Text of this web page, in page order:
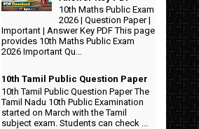
10th Maths Public Exam
2026 | Question Paper |
Important | Answer Key PDF This page
provides 10th Maths Public Exam
2026 Important Qu...
10th Tamil Public Question Paper
10th Tamil Public Question Paper The
Tamil Nadu 10th Public Examination
started on March with the Tamil
subject exam. Students can check ...